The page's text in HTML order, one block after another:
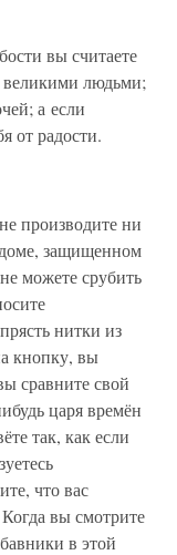
вы считаете
великими людьми;
а если
от радости.
производите ни
защищенном
можете срубить
нитки из
кнопку, вы
сравните свой
царя времён
так, как если
что вас
вы смотрите
в этой